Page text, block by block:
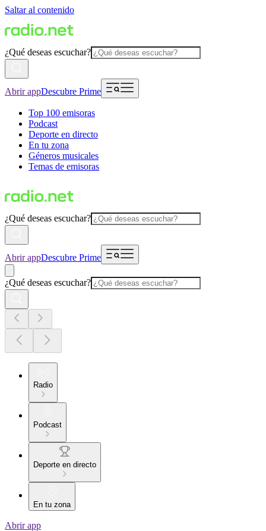
Saltar al contenido
¿Qué deseas escuchar?
Abrir appDescubre Prime
Top 100 emisoras
Podcast
Deporte en directo
En tu zona
Géneros musicales
Temas de emisoras
¿Qué deseas escuchar?
Abrir appDescubre Prime
¿Qué deseas escuchar?
Radio
Podcast
Deporte en directo
En tu zona
Abrir app